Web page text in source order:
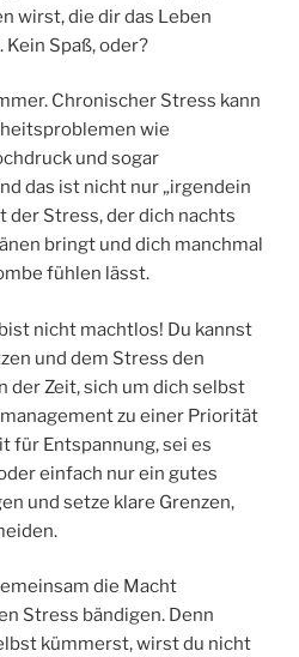
wirst, die dir das Leben
Spaß, oder?
Chronischer Stress kann
wie
und sogar
das ist nicht nur „irgendein
der Stress, der dich nachts
bringt und dich manchmal
fühlen lässt.
nicht machtlos! Du kannst
und dem Stress den
der Zeit, sich um dich selbst
zu einer Priorität
für Entspannung, sei es
einfach nur ein gutes
und setze klare Grenzen,
die Macht
Stress bändigen. Denn
kümmerst, wirst du nicht